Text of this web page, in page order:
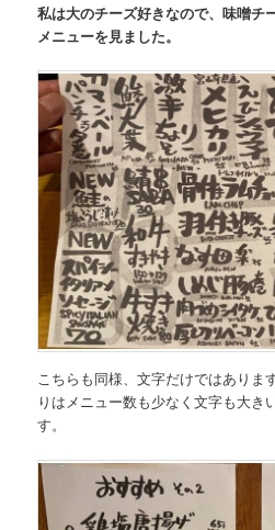
私は大のチーズ好きなので、味噌チ
メニューを見ました。
こちらも同様、文字だけではありま
りはメニュー数も少なく文字も大き
す。